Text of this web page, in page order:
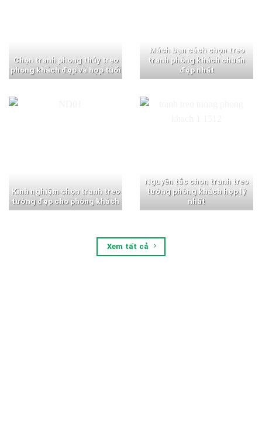
Chọn tranh phong thủy treo
phòng khách đẹp và hợp tuổi
Mách bạn cách chọn treo
tranh phòng khách chuẩn
đẹp nhất
Kinh nghiệm chọn tranh treo
tường đẹp cho phòng khách
Nguyên tắc chọn tranh treo
tường phòng khách hợp lý
nhất
Xem tất cả